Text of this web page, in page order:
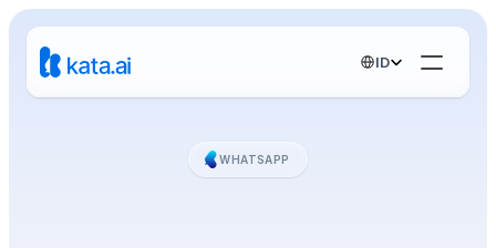
Select Language
ID
WHATSAPP